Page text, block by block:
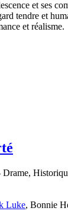
et ses
tendre et
et réalisme.
Drame,
Luke, Bonnie